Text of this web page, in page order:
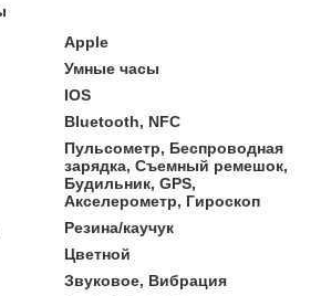
Apple
Умные часы
IOS
Bluetooth, NFC
Пульсометр, Беспроводная
зарядка, Съемный ремешок,
Будильник, GPS,
Акселерометр, Гироскоп
Резина/каучук
Цветной
Звуковое, Вибрация